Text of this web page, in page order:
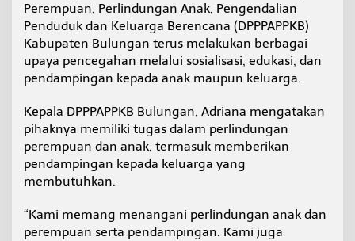
Perempuan, Perlindungan Anak, Pengendalian
Penduduk dan Keluarga Berencana (DPPPAPPKB)
Kabupaten Bulungan terus melakukan berbagai
upaya pencegahan melalui sosialisasi, edukasi, dan
pendampingan kepada anak maupun keluarga.
Kepala DPPPAPPKB Bulungan, Adriana mengatakan
pihaknya memiliki tugas dalam perlindungan
perempuan dan anak, termasuk memberikan
pendampingan kepada keluarga yang
membutuhkan.
“Kami memang menangani perlindungan anak dan
perempuan serta pendampingan. Kami juga